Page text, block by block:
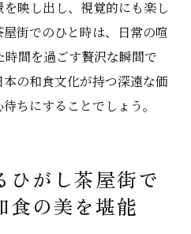
映し出し、視覚的にも楽し
街でのひと時は、日常の喧
間を過ごす贅沢な瞬間で
の和食文化が持つ深遠な価
ちにすることでしょう。
ひがし茶屋街で
食の美を堪能